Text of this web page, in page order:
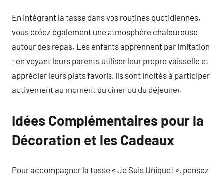
En intégrant la tasse dans vos routines quotidiennes,
vous créez également une atmosphère chaleureuse
autour des repas. Les enfants apprennent par imitation
; en voyant leurs parents utiliser leur propre vaisselle et
apprécier leurs plats favoris, ils sont incités à participer
activement au moment du dîner ou du déjeuner.
Idées Complémentaires pour la
Décoration et les Cadeaux
Pour accompagner la tasse « Je Suis Unique! », pensez